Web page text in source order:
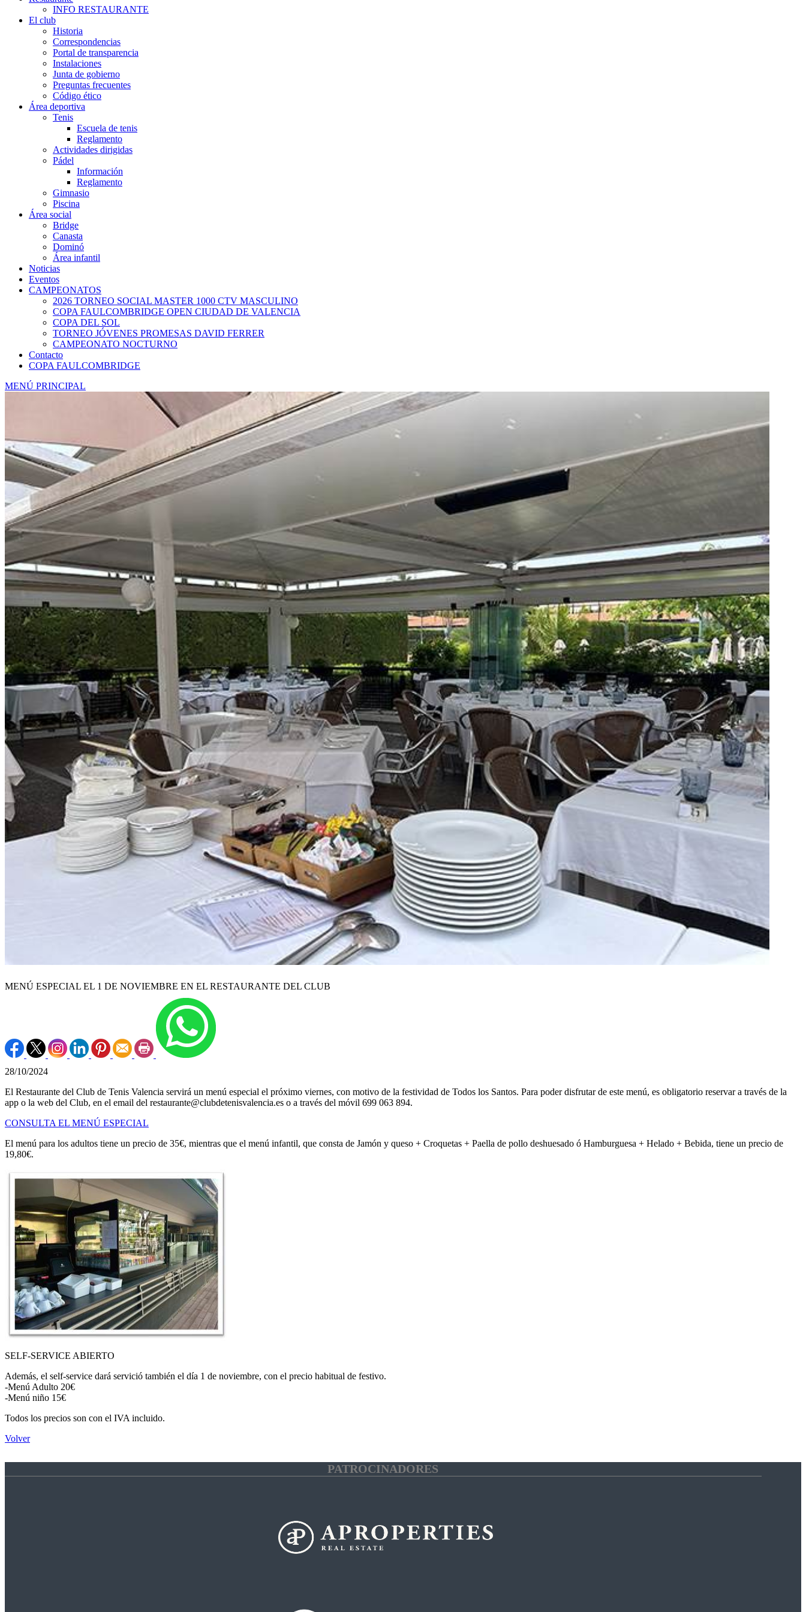
INFO RESTAURANTE
El club
Historia
Correspondencias
Portal de transparencia
Instalaciones
Junta de gobierno
Preguntas frecuentes
Código ético
Área deportiva
Tenis
Escuela de tenis
Reglamento
Actividades dirigidas
Pádel
Información
Reglamento
Gimnasio
Piscina
Área social
Bridge
Canasta
Dominó
Área infantil
Noticias
Eventos
CAMPEONATOS
2026 TORNEO SOCIAL MASTER 1000 CTV MASCULINO
COPA FAULCOMBRIDGE OPEN CIUDAD DE VALENCIA
COPA DEL SOL
TORNEO JÓVENES PROMESAS DAVID FERRER
CAMPEONATO NOCTURNO
Contacto
COPA FAULCOMBRIDGE
MENÚ PRINCIPAL
MENÚ ESPECIAL EL 1 DE NOVIEMBRE EN EL RESTAURANTE DEL CLUB
28/10/2024
El Restaurante del Club de Tenis Valencia servirá un menú especial el próximo viernes, con motivo de la festividad de Todos los Santos. Para poder disfrutar de este menú, es obligatorio reservar a través de la
app o la web del Club, en el email del restaurante@clubdetenisvalencia.es o a través del móvil 699 063 894.
CONSULTA EL MENÚ ESPECIAL
El menú para los adultos tiene un precio de 35€, mientras que el menú infantil, que consta de Jamón y queso + Croquetas + Paella de pollo deshuesado ó Hamburguesa + Helado + Bebida, tiene un precio de
19,80€.
SELF-SERVICE ABIERTO
Además, el self-service dará servició también el día 1 de noviembre, con el precio habitual de festivo.
-Menú Adulto 20€
-Menú niño 15€
Todos los precios son con el IVA incluido.
Volver
PATROCINADORES